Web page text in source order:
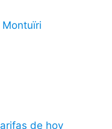
de hoy